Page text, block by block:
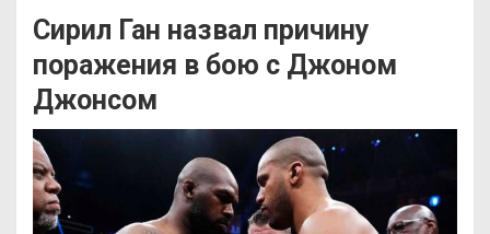
Сирил Ган назвал причину
поражения в бою с Джоном
Джонсом